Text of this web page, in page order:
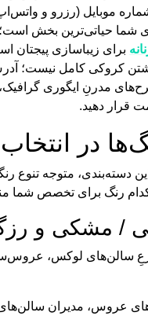
موبایل (رزرو و
شما حیاتی‌ترین بخش
برای زیباسازی پیجتان
نوشتن کروکی کامل
قرار دهید.
در
دسته‌بندی، متوجه تنوع
رنگ برای تخصص شما
عروس، مدیران